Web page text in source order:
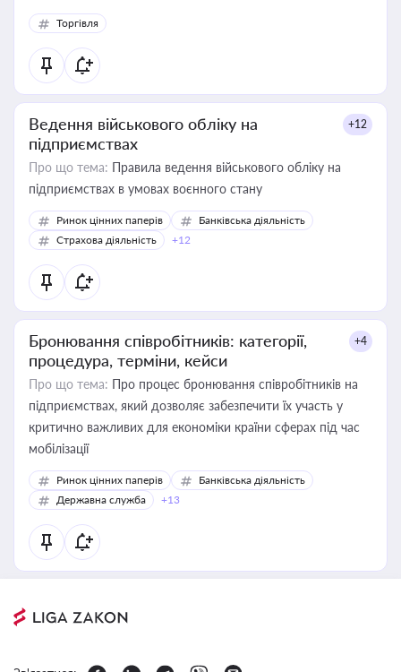
Торгівля
Ведення військового обліку на
підприємствах
+12
Про що тема: Правила ведення військового обліку на
підприємствах в умовах воєнного стану
Ринок цінних паперів
Банківська діяльність
Страхова діяльність
+12
Бронювання співробітників: категорії,
процедура, терміни, кейси
+4
Про що тема: Про процес бронювання співробітників на
підприємствах, який дозволяє забезпечити їх участь у
критично важливих для економіки країни сферах під час
мобілізації
Ринок цінних паперів
Банківська діяльність
Державна служба
+13